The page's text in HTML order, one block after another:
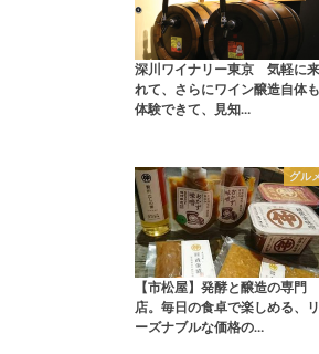
深川ワイナリー東京 気軽に来
れて、さらにワイン醸造自体も
体験できて、見知…
グル
【市松屋】発酵と醸造の専門
店。毎日の食卓で楽しめる、リ
ーズナブルな価格の…